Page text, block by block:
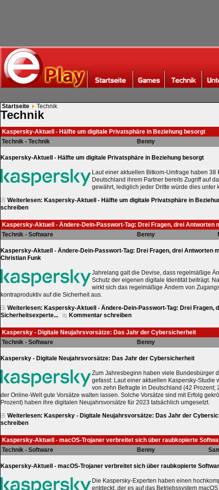
Startseite Technik
Technik
Kaspersky-Aktuell - Hälfte um digitale Privatsphäre in Beziehung besorgt
Technik - Technik
Benny
Kaspersky-Aktuell - Hälfte um digitale Privatsphäre in Beziehung besorgt
Laut einer aktuellen Bitkom-Umfrage haben 38
Deutschland ihrem Partner bereits Zugriff auf
gewährt, lediglich jeder Dritte würde dies unter
Weiterlesen: Kaspersky-Aktuell - Hälfte um digitale Privatsphäre in
schreiben
Kaspersky-Aktuell - Ändere-Dein-Passwort-Tag: Drei Fragen, drei Antworten
Technik - Software
Benny
Kaspersky-Aktuell - Ändere-Dein-Passwort-Tag: Drei Fragen, drei Antworten
Christian Funk
Jahrelang galt die Devise, dass regelmäßige
Schutz der eigenen digitale Identität beiträgt.
wirkt sich das regelmäßige Ändern von
kontraproduktiv auf die Sicherheit aus.
Weiterlesen: Kaspersky-Aktuell - Ändere-Dein-Passwort-Tag: Drei Fragen,
Sicherheitsexperte...
Kommentar schreiben
Kaspersky - Digitale Neujahrsvorsätze: Das Jahr der Cybersicherheit
Technik - Software
Benny
Kaspersky - Digitale Neujahrsvorsätze: Das Jahr der Cybersicherheit
Zum Jahresbeginn haben viele Bundesbürger
gefasst: Laut einer aktuellen Kaspersky-Studie
von zehn Befragte in Deutschland (42 Prozent;
der Online-Welt gute Vorsätze walten lassen. Solche Vorsätze sind mit Erfolg
Prozent) haben ihre digitalen Neujahrsvorsätze für 2023 tatsächlich umgesetzt.
Weiterlesen: Kaspersky - Digitale Neujahrsvorsätze: Das Jahr der
schreiben
Kaspersky-Aktuell - macOS-Trojaner verbreitet sich über raubkopierte
Technik - Software
Benny
Kaspersky-Aktuell - macOS-Trojaner verbreitet sich über raubkopierte
Die Kaspersky-Experten haben einen
entdeckt, der es auf das Betriebssystem